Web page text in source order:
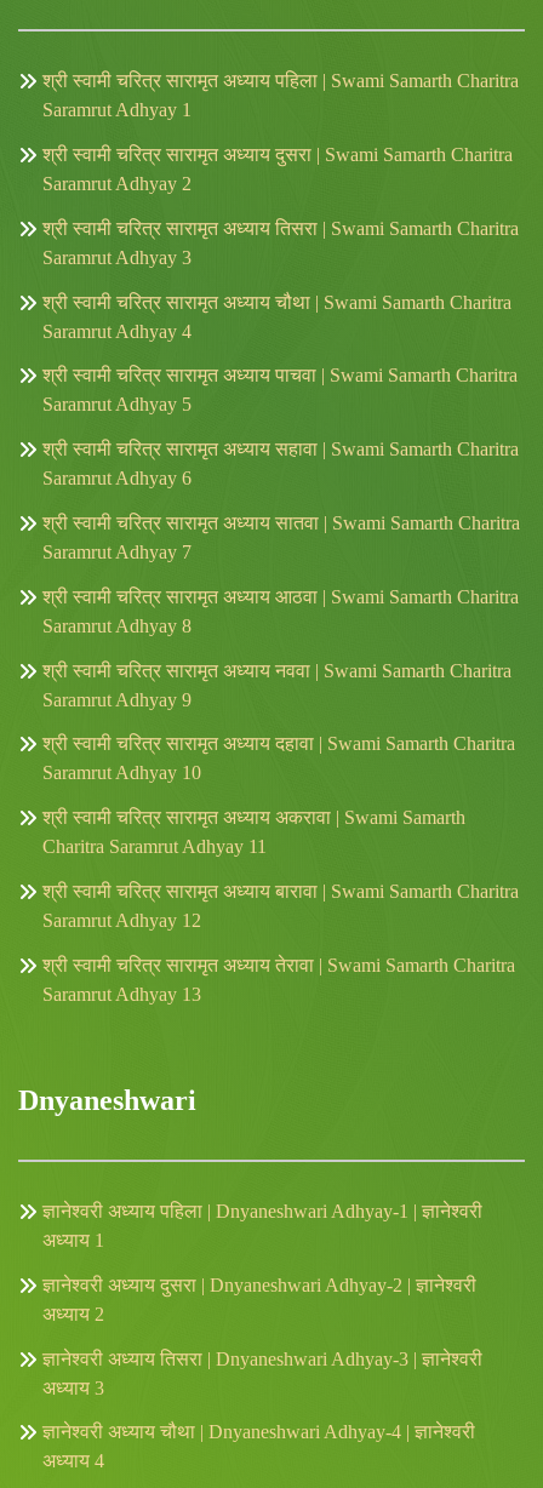
श्री स्वामी चरित्र सारामृत अध्याय पहिला | Swami Samarth Charitra
Saramrut Adhyay 1
श्री स्वामी चरित्र सारामृत अध्याय दुसरा | Swami Samarth Charitra
Saramrut Adhyay 2
श्री स्वामी चरित्र सारामृत अध्याय तिसरा | Swami Samarth Charitra
Saramrut Adhyay 3
श्री स्वामी चरित्र सारामृत अध्याय चौथा | Swami Samarth Charitra
Saramrut Adhyay 4
श्री स्वामी चरित्र सारामृत अध्याय पाचवा | Swami Samarth Charitra
Saramrut Adhyay 5
श्री स्वामी चरित्र सारामृत अध्याय सहावा | Swami Samarth Charitra
Saramrut Adhyay 6
श्री स्वामी चरित्र सारामृत अध्याय सातवा | Swami Samarth Charitra
Saramrut Adhyay 7
श्री स्वामी चरित्र सारामृत अध्याय आठवा | Swami Samarth Charitra
Saramrut Adhyay 8
श्री स्वामी चरित्र सारामृत अध्याय नववा | Swami Samarth Charitra
Saramrut Adhyay 9
श्री स्वामी चरित्र सारामृत अध्याय दहावा | Swami Samarth Charitra
Saramrut Adhyay 10
श्री स्वामी चरित्र सारामृत अध्याय अकरावा | Swami Samarth
Charitra Saramrut Adhyay 11
श्री स्वामी चरित्र सारामृत अध्याय बारावा | Swami Samarth Charitra
Saramrut Adhyay 12
श्री स्वामी चरित्र सारामृत अध्याय तेरावा | Swami Samarth Charitra
Saramrut Adhyay 13
Dnyaneshwari
ज्ञानेश्वरी अध्याय पहिला | Dnyaneshwari Adhyay-1 | ज्ञानेश्वरी
अध्याय 1
ज्ञानेश्वरी अध्याय दुसरा | Dnyaneshwari Adhyay-2 | ज्ञानेश्वरी
अध्याय 2
ज्ञानेश्वरी अध्याय तिसरा | Dnyaneshwari Adhyay-3 | ज्ञानेश्वरी
अध्याय 3
ज्ञानेश्वरी अध्याय चौथा | Dnyaneshwari Adhyay-4 | ज्ञानेश्वरी
अध्याय 4